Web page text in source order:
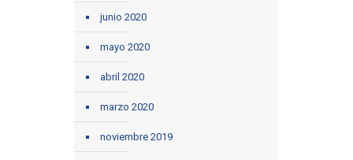
junio 2020
mayo 2020
abril 2020
marzo 2020
noviembre 2019